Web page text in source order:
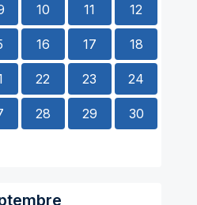
10 11 12
16 17 18
22 23 24
28 29 30